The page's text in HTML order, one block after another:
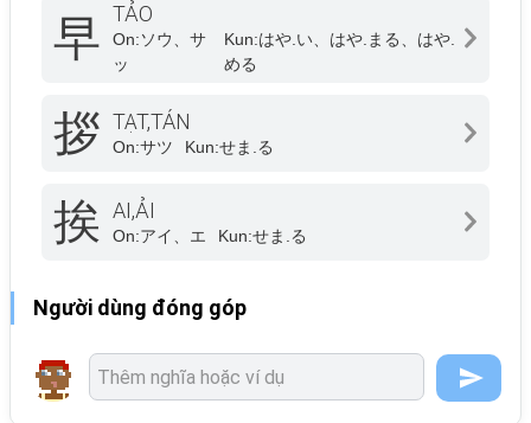
早 TẢO
On:ソウ、サ
ッ
Kun:はや.い、はや.まる、はや.
める
拶 TẠT,TÁN
On:サツ Kun:せま.る
挨 AI,ẢI
On:アイ、エ Kun:せま.る
Người dùng đóng góp